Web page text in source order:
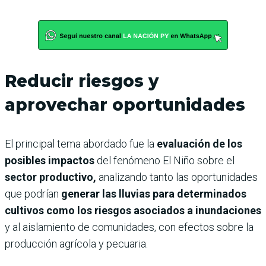
Reducir riesgos y
aprovechar oportunidades
El principal tema abordado fue la evaluación de los
posibles impactos del fenómeno El Niño sobre el
sector productivo, analizando tanto las oportunidades
que podrían generar las lluvias para determinados
cultivos como los riesgos asociados a inundaciones
y al aislamiento de comunidades, con efectos sobre la
producción agrícola y pecuaria.